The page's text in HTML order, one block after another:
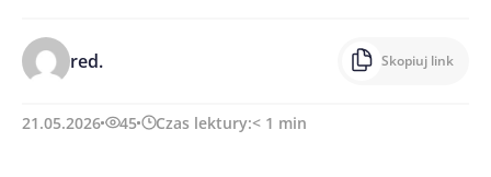
red. Skopiuj link
21.05.2026 45 Czas lektury:< 1 min